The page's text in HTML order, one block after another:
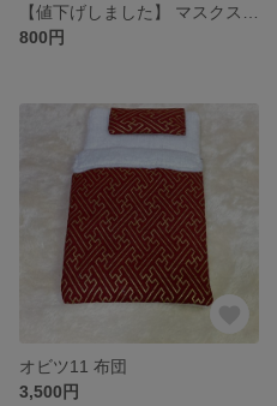
800円
オビツ11 布団
3,500円